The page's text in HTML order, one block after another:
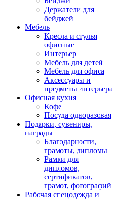
Держатели для
бейджей
Мебель
Кресла и стулья
офисные
Интерьер
Мебель для детей
Мебель для офиса
Аксессуары и
предметы интерьера
Офисная кухня
Кофе
Посуда одноразовая
Подарки, сувениры,
награды
Благодарности,
грамоты, дипломы
Рамки для
дипломов,
сертификатов,
грамот, фотографий
Рабочая спецодежда и